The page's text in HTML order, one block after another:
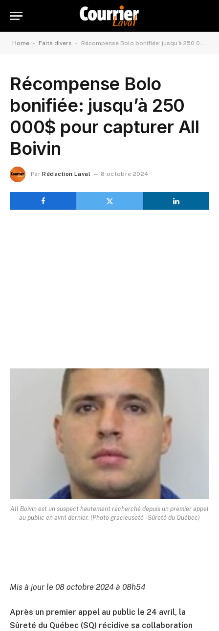
Home - Faits divers - Récompense Bolo bonifiée: jusqu’à 250 000$ pour capturer All Boivin
Récompense Bolo
bonifiée: jusqu’à 250
000$ pour capturer All
Boivin
Par Rédaction Laval 8 octobre 2024
All Boivin est un suspect hautement recherché depuis un premier appel
au public en avril dernier. (Photo gracieuseté - Sûreté du Québec)
Mis à jour le 08 octobre 2024 à 08h54
Après un premier appel au public le 24 avril, la
Sûreté du Québec (SQ) récidive sa collaboration